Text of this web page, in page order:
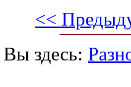
<<
Вы здесь: